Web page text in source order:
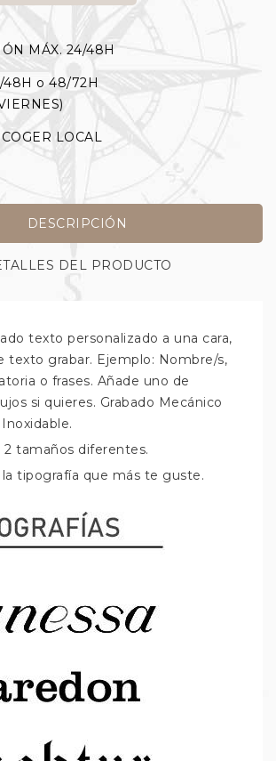
MÁX. 24/48H
48H o 48/72H
LOCAL
DESCRIPCIÓN
DEL PRODUCTO
texto personalizado a una cara,
texto grabar. Ejemplo: Nombre/s,
o frases. Añade uno de
si quieres. Grabado Mecánico
tamaños diferentes.
tipografía que más te guste.